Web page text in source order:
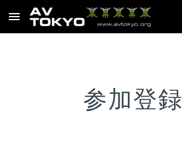
Skip to main content
参加登録